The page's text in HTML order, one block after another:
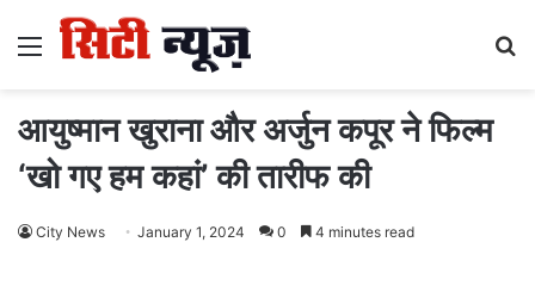
Menu
आयुष्मान खुराना और अर्जुन कपूर ने फिल्म
‘खो गए हम कहां’ की तारीफ की
City News January 1, 2024 0 4 minutes read